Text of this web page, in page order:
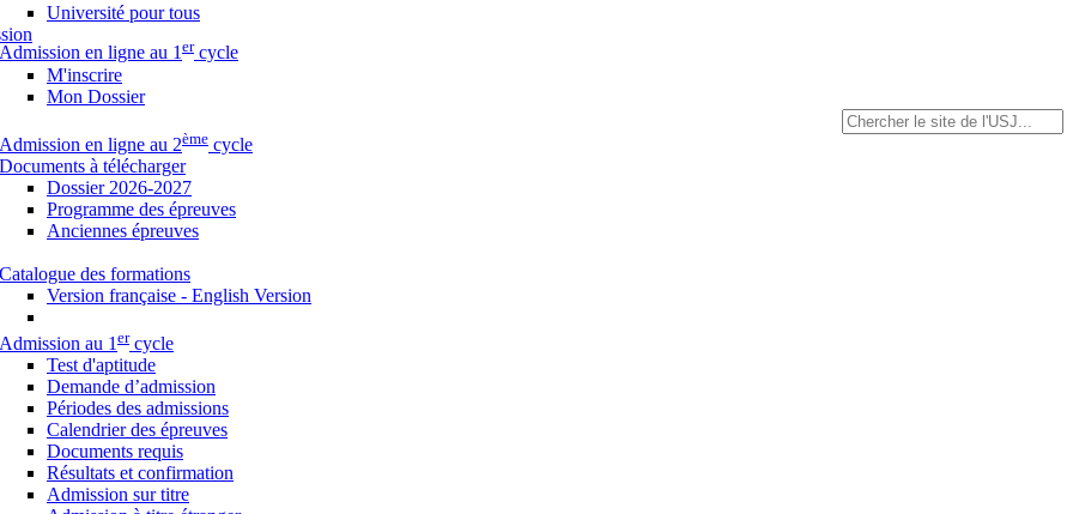
Université pour tous
Admission en ligne au 1ercycle
M'inscrire
Mon Dossier
Admission en ligne au 2ème cycle
Documents à télécharger
Dossier 2026-2027
Programme des épreuves
Anciennes épreuves
Catalogue des formations
Version française - English Version
Admission au 1 ercycle
Test d'aptitude
Demande d’admission
Périodes des admissions
Calendrier des épreuves
Documents requis
Résultats et confirmation
Admission sur titre